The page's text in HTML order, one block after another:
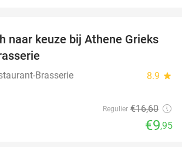
40%
naar keuze bij Athene Grieks
Brasserie 8.9 star
Regulier €16,60
€9,95